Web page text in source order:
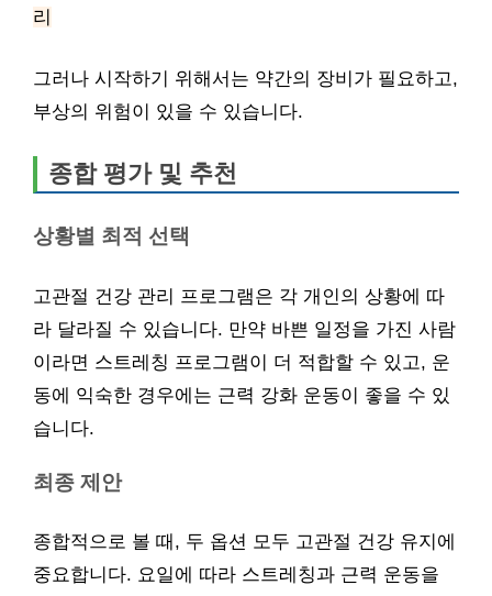
리
그러나 시작하기 위해서는 약간의 장비가 필요하고,
부상의 위험이 있을 수 있습니다.
종합 평가 및 추천
상황별 최적 선택
고관절 건강 관리 프로그램은 각 개인의 상황에 따
라 달라질 수 있습니다. 만약 바쁜 일정을 가진 사람
이라면 스트레칭 프로그램이 더 적합할 수 있고, 운
동에 익숙한 경우에는 근력 강화 운동이 좋을 수 있
습니다.
최종 제안
종합적으로 볼 때, 두 옵션 모두 고관절 건강 유지에
중요합니다. 요일에 따라 스트레칭과 근력 운동을